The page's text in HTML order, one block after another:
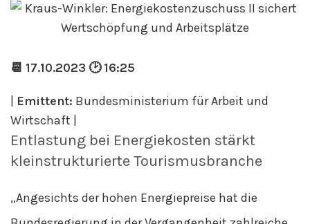
📆 17.10.2023 🕑 16:25
Emittent: Bundesministerium für Arbeit und
Wirtschaft |
Entlastung bei Energiekosten stärkt
kleinstrukturierte Tourismusbranche
„Angesichts der hohen Energiepreise hat die